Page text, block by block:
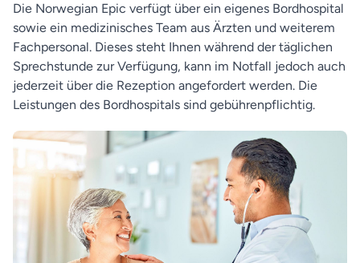
Die Norwegian Epic verfügt über ein eigenes Bordhospital
sowie ein medizinisches Team aus Ärzten und weiterem
Fachpersonal. Dieses steht Ihnen während der täglichen
Sprechstunde zur Verfügung, kann im Notfall jedoch auch
jederzeit über die Rezeption angefordert werden. Die
Leistungen des Bordhospitals sind gebührenpflichtig.